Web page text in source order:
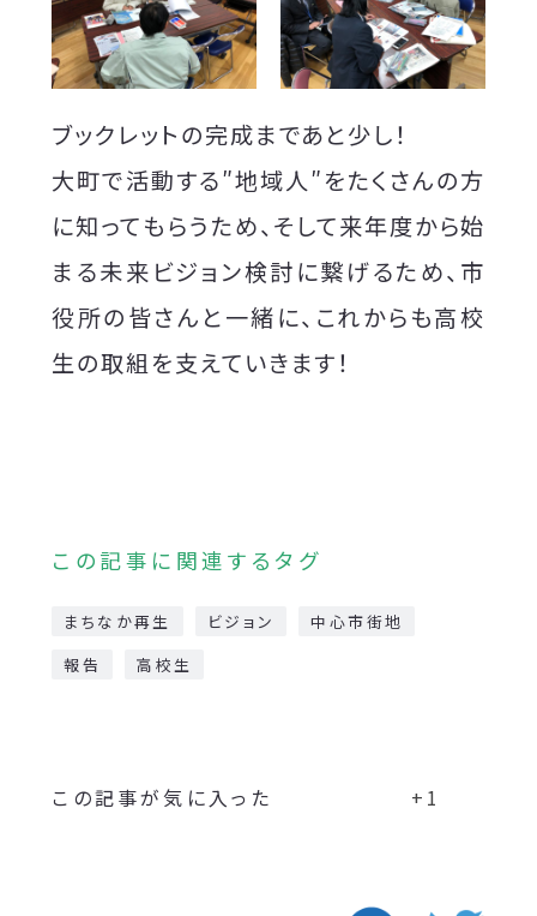
ブックレットの完成まであと少し！
大町で活動する″地域人″をたくさんの方
に知ってもらうため、そして来年度から始
まる未来ビジョン検討に繋げるため、市
役所の皆さんと一緒に、これからも高校
生の取組を支えていきます！
この記事に関連するタグ
まちなか再生 ビジョン
中心市街地
報告
高校生
この記事が気に入った +1